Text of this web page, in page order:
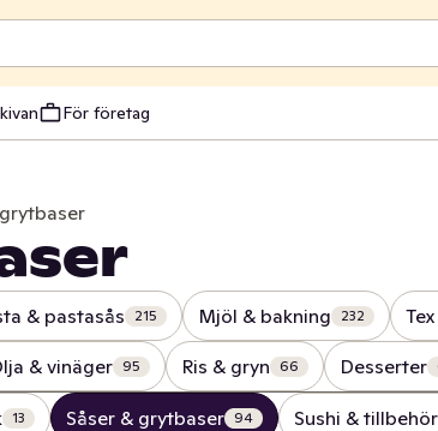
För företag
& pastasås 215 Mjöl & bakning 232
& vinäger 95 Ris & gryn 66 Desserter
13 Såser & grytbaser 94 Sushi & tillbehör